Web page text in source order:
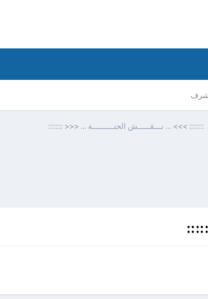
:::::::: >>> ... نـــقـــــش الحنـــــــــة ... <<< ::::::::